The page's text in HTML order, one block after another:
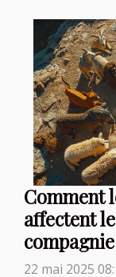
Comment
affectent
compagnie
22 mai 2025